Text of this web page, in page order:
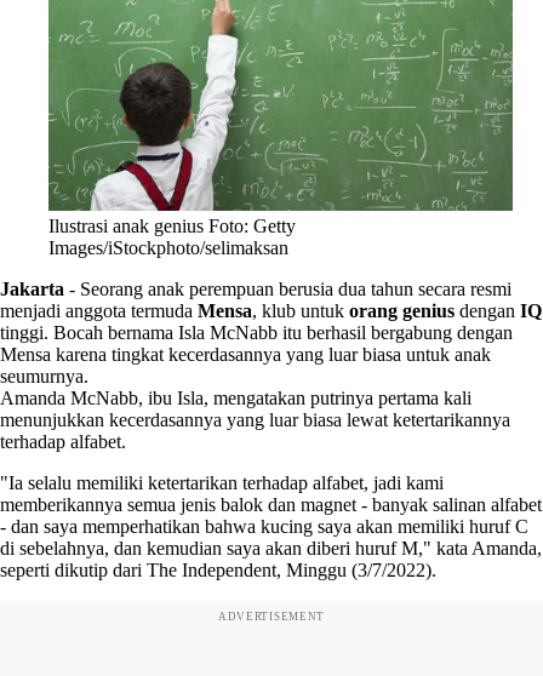
Ilustrasi anak genius Foto: Getty
Images/iStockphoto/selimaksan
Jakarta - Seorang anak perempuan berusia dua tahun secara resmi
menjadi anggota termuda Mensa, klub untuk orang genius dengan IQ
tinggi. Bocah bernama Isla McNabb itu berhasil bergabung dengan
Mensa karena tingkat kecerdasannya yang luar biasa untuk anak
seumurnya.
Amanda McNabb, ibu Isla, mengatakan putrinya pertama kali
menunjukkan kecerdasannya yang luar biasa lewat ketertarikannya
terhadap alfabet.
"Ia selalu memiliki ketertarikan terhadap alfabet, jadi kami
memberikannya semua jenis balok dan magnet - banyak salinan alfabet
- dan saya memperhatikan bahwa kucing saya akan memiliki huruf C
di sebelahnya, dan kemudian saya akan diberi huruf M," kata Amanda,
seperti dikutip dari The Independent, Minggu (3/7/2022).
ADVERTISEMENT